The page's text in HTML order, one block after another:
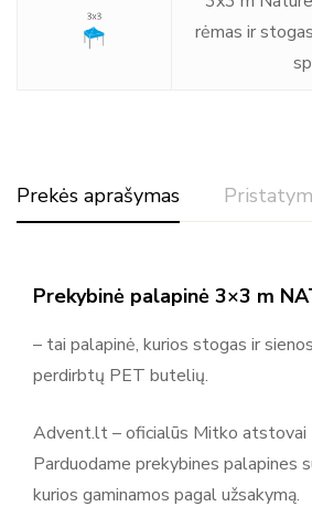
rėmas ir
Prekės aprašymas
Prekybinė palapinė 3×3 m
– tai palapinė, kurios stogas ir
perdirbtų PET butelių.
Advent.lt – oficialūs Mitko atstovai
Parduodame prekybines palapines
kurios gaminamos pagal užsakymą.